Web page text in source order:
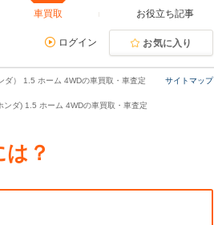
車買取 お役立ち記事
ログイン お気に入り
サイトマップ
ダ） 1.5 ホーム 4WDの車買取・車査定
ンダ) 1.5 ホーム 4WDの車買取・車査定
？